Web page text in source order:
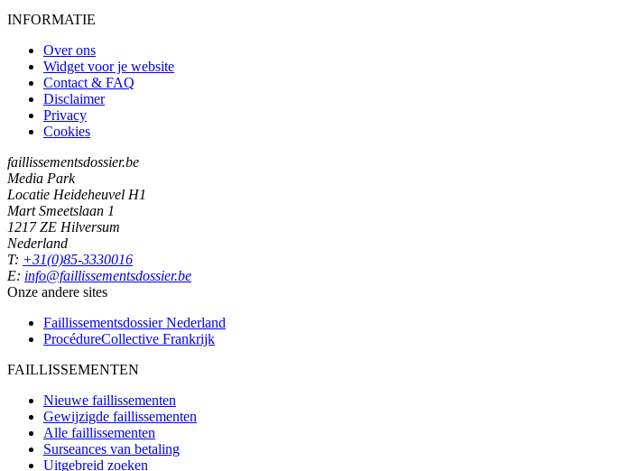
INFORMATIE
Over ons
Widget voor je website
Contact & FAQ
Disclaimer
Privacy
Cookies
faillissementsdossier.be
Media Park
Locatie Heideheuvel H1
Mart Smeetslaan 1
1217 ZE Hilversum
Nederland
T: +31(0)85-3330016
E: info@faillissementsdossier.be
Onze andere sites
Faillissementsdossier Nederland
ProcédureCollective Frankrijk
FAILLISSEMENTEN
Nieuwe faillissementen
Gewijzigde faillissementen
Alle faillissementen
Surseances van betaling
Uitgebreid zoeken